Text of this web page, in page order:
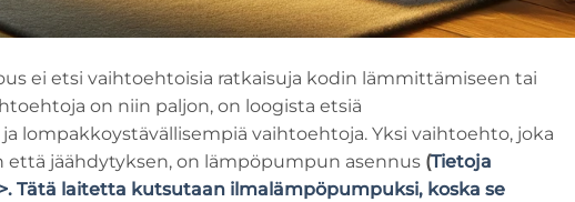
ei etsi vaihtoehtoisia ratkaisuja kodin lämmittämiseen tai
on niin paljon, on loogista etsiä
lompakkoystävällisempiä vaihtoehtoja. Yksi vaihtoehto, joka
että jäähdytyksen, on lämpöpumpun asennus (Tietoja
Tätä laitetta kutsutaan ilmalämpöpumpuksi, koska se